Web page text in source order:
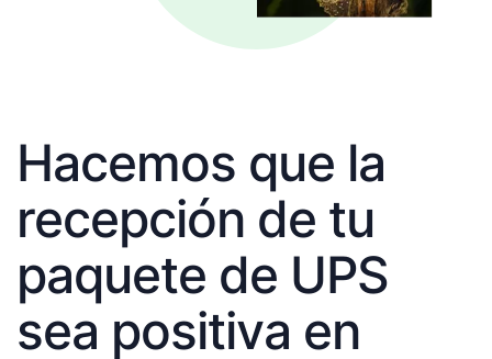
Hacemos que la
recepción de tu
paquete de UPS
sea positiva en